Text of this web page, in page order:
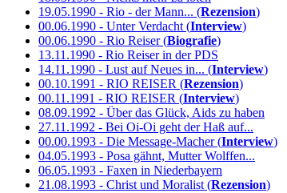
19.05.1990 - Rio - der Mann... (Rezension)
00.06.1990 - Unter Verdacht (Interview)
00.06.1990 - Rio Reiser (Biografie)
13.11.1990 - Rio Reiser in der PDS
14.11.1990 - Lust auf Neues in... (Interview)
00.10.1991 - RIO REISER (Rezension)
00.11.1991 - RIO REISER (Interview)
08.09.1992 - Über das Glück, Aids zu haben
27.11.1992 - Bei Oi-Oi geht der Haß auf...
00.00.1993 - Die Message-Macher (Interview)
04.05.1993 - Posa gähnt, Mutter Wolffen...
06.05.1993 - Faxen in Niederbayern
21.08.1993 - Christ und Moralist (Rezension)